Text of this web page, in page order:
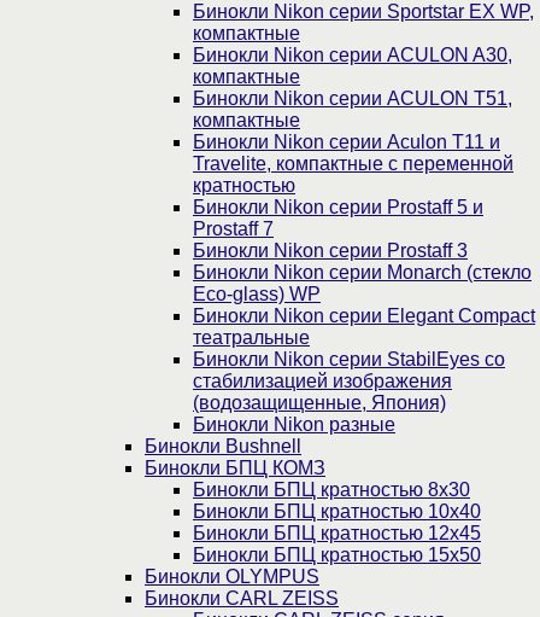
Бинокли Nikon серии Sportstar EX WP,
компактные
Бинокли Nikon серии ACULON A30,
компактные
Бинокли Nikon серии ACULON Т51,
компактные
Бинокли Nikon серии Aculon T11 и
Travelite, компактные с переменной
кратностью
Бинокли Nikon серии Prostaff 5 и
Prostaff 7
Бинокли Nikon серии Prostaff 3
Бинокли Nikon серии Monarch (стекло
Eco-glass) WP
Бинокли Nikon серии Elegant Compact
театральные
Бинокли Nikon серии StabilEyes со
стабилизацией изображения
(водозащищенные, Япония)
Бинокли Nikon разные
Бинокли Bushnell
Бинокли БПЦ КОМЗ
Бинокли БПЦ кратностью 8х30
Бинокли БПЦ кратностью 10х40
Бинокли БПЦ кратностью 12х45
Бинокли БПЦ кратностью 15х50
Бинокли OLYMPUS
Бинокли CARL ZEISS